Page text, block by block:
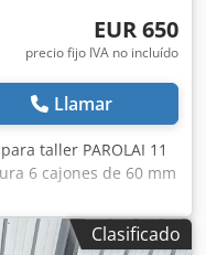
EUR 650
precio fijo IVA no incluído
Llamar
taller PAROLAI 11
6 cajones de 60 mm
de 150 mm de
(L x An x
150 kg
Clasificado